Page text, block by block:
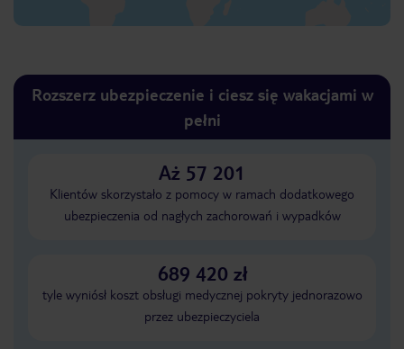
Rozszerz ubezpieczenie i ciesz się wakacjami w
pełni
Aż 57 201
Klientów skorzystało z pomocy w ramach dodatkowego
ubezpieczenia od nagłych zachorowań i wypadków
689 420 zł
tyle wyniósł koszt obsługi medycznej pokryty jednorazowo
przez ubezpieczyciela